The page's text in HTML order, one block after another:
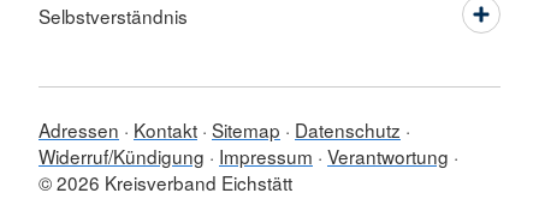
Selbstverständnis
Adressen Kontakt Sitemap
Datenschutz
Widerruf/Kündigung
Impressum Verantwortung
© 2026 Kreisverband Eichstätt